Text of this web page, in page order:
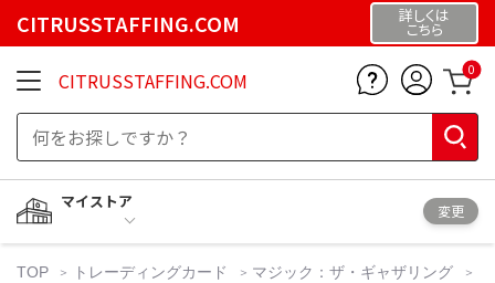
CITRUSSTAFFING.COM 詳しくは
こちら
CITRUSSTAFFING.COM 0
マイストア
変更
TOP トレーディングカード
マジック：ザ・ギャザリング